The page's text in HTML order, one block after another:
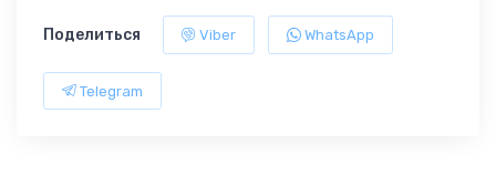
Поделиться Viber WhatsApp
Telegram